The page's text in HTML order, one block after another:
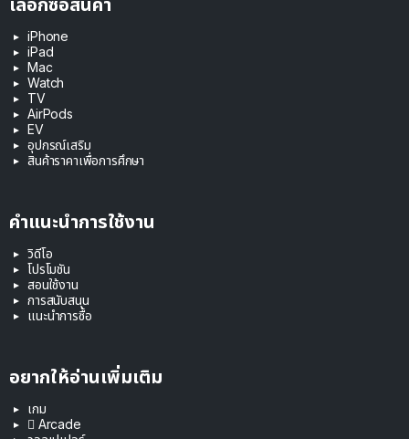
เลือกซื้อสินค้า
iPhone
iPad
Mac
Watch
TV
AirPods
EV
อุปกรณ์เสริม
สินค้าราคาเพื่อการศึกษา
คำแนะนำการใช้งาน
วิดีโอ
โปรโมชัน
สอนใช้งาน
การสนับสนุน
แนะนำการซื้อ
อยากให้อ่านเพิ่มเติม
เกม
 Arcade